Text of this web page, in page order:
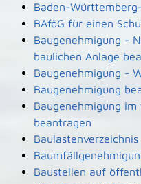
Baden-
BAföG für einen
Baugenehmigung -
baulichen Anlage
Baugenehmigung -
Baugenehmigung
Baugenehmigung
beantragen
Baustellen auf